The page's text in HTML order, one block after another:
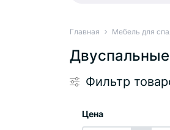
Главная Мебель для
Фильтр
Цена